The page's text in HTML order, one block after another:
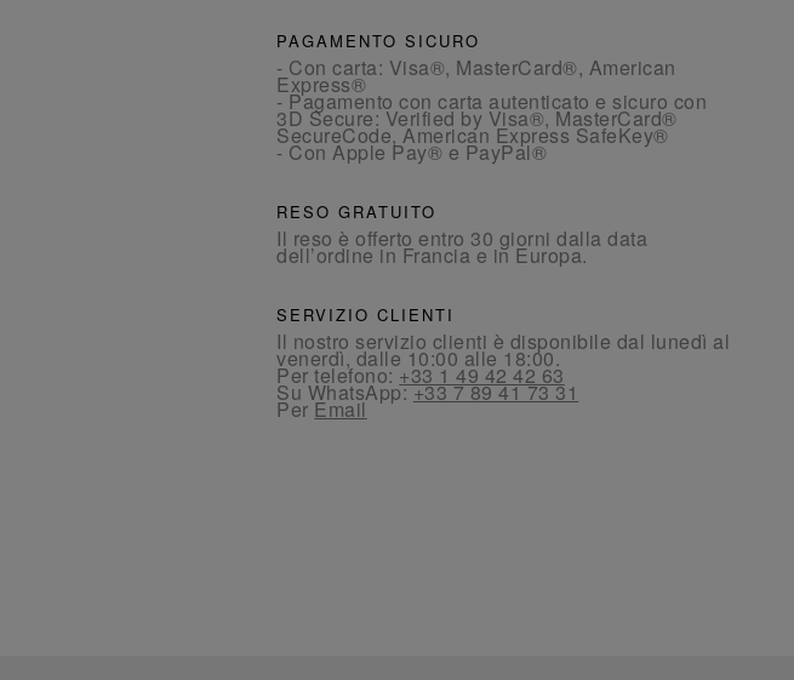
PAGAMENTO SICURO
- Con carta: Visa®, MasterCard®, American
Express®
- Pagamento con carta autenticato e sicuro con
3D Secure: Verified by Visa®, MasterCard®
SecureCode, American Express SafeKey®
- Con Apple Pay® e PayPal®
RESO GRATUITO
Il reso è offerto entro 30 giorni dalla data
dell’ordine in Francia e in Europa.
SERVIZIO CLIENTI
Il nostro servizio clienti è disponibile dal lunedì al
venerdì, dalle 10:00 alle 18:00.
Per telefono:+33 1 49 42 42 63
Su WhatsApp:+33 7 89 41 73 31
PerEmail